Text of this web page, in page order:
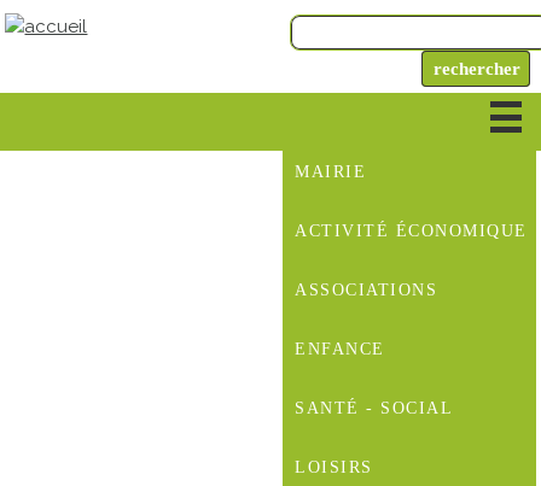
MAIRIE
ACTIVITÉ ÉCONOMIQUE
ASSOCIATIONS
ENFANCE
SANTÉ - SOCIAL
LOISIRS